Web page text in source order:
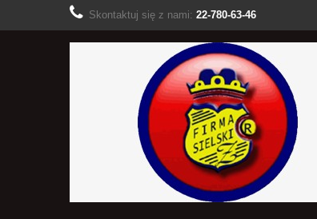
Skontaktuj się z nami: 22-780-63-46